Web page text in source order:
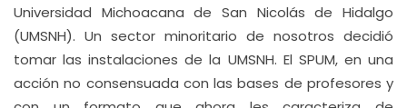
Universidad Michoacana de San Nicolás de Hidalgo
(UMSNH). Un sector minoritario de nosotros decidió
tomar las instalaciones de la UMSNH. El SPUM, en una
acción no consensuada con las bases de profesores y